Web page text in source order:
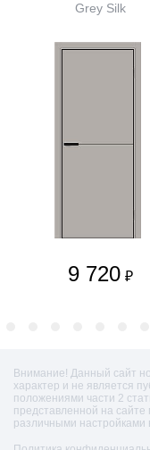
Grey Silk
9 720 ₽
Внимание! Данный сайт
характер и не является
положениями части 2
представленной на сайте
различными настройками